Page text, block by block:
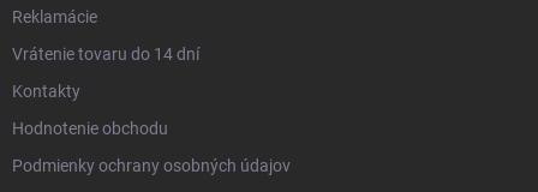
Reklamácie
Vrátenie tovaru do 14 dní
Kontakty
Hodnotenie obchodu
Podmienky ochrany osobných údajov